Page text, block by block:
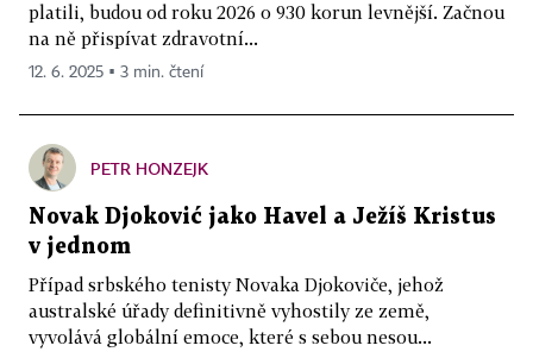
platili, budou od roku 2026 o 930 korun levnější. Začnou
na ně přispívat zdravotní...
12. 6. 2025 ▪ 3 min. čtení
PETR HONZEJK
Novak Djoković jako Havel a Ježíš Kristus
v jednom
Případ srbského tenisty Novaka Djokoviče, jehož
australské úřady definitivně vyhostily ze země,
vyvolává globální emoce, které s sebou nesou...